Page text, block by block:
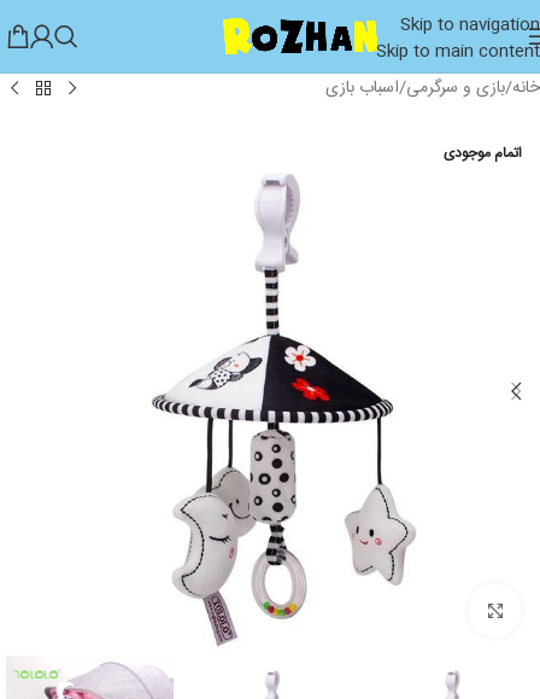
Skip to navigation
Skip to main content
خانه/بازی و سرگرمی/اسباب بازی
اتمام موجودی